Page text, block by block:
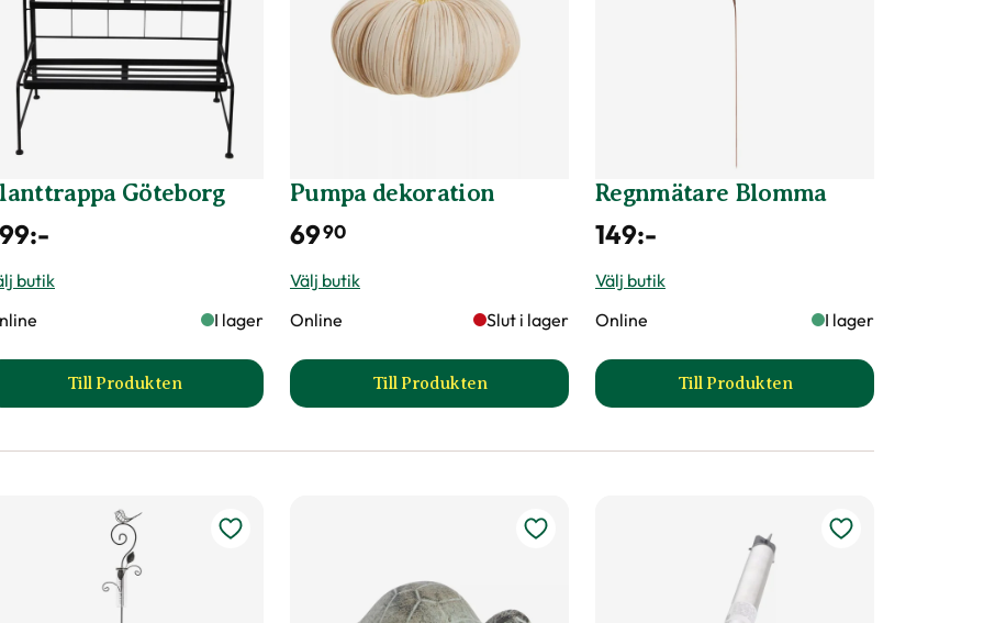
Göteborg
:-
butik
I lager
Till Produkten
till Planttrappa Göteborg produktsida
Pumpa dekoration
6990
Välj butik
Online
Slut i lager
Till Produkten
till Pumpa dekoration produktsida
Regnmätare Blomma
149:-
Välj butik
Online
I lager
Till Produkten
till Regnmätare Blomma